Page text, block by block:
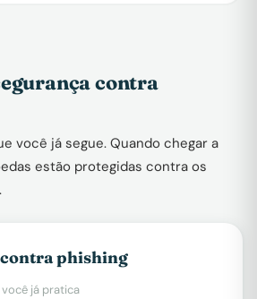
contra
você já segue. Quando chegar a
estão protegidas contra os
phishing
já pratica